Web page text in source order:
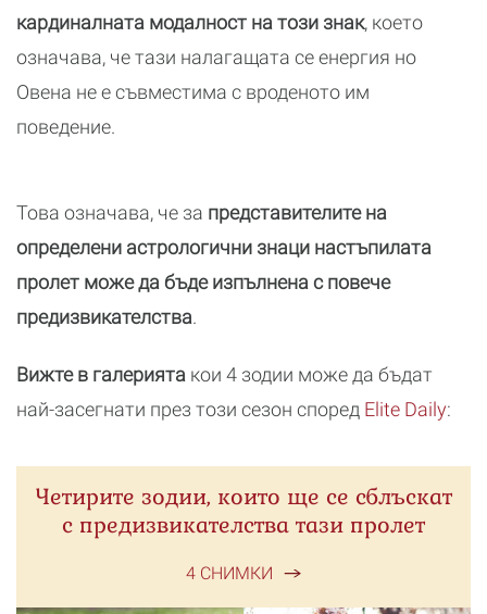
кардиналната модалност на този знак, което
означава, че тази налагащата се енергия но
Овена не е съвместима с вроденото им
поведение.
Това означава, че за представителите на
определени астрологични знаци настъпилата
пролет може да бъде изпълнена с повече
предизвикателства.
Вижте в галерията кои 4 зодии може да бъдат
най-засегнати през този сезон според Elite Daily:
Четирите зодии, които ще се сблъскат
с предизвикателства тази пролет
4 СНИМКИ